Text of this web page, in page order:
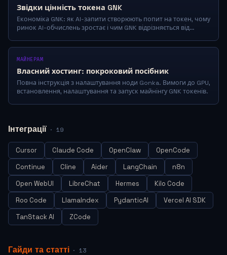
Звідки цінність токена GNK
Економіка GNK: як AI-запити створюють попит на токен, чому
ринок AI-обчислень зростає і чим GNK відрізняється від
МАЙНЕРАМ
Власний хостинг: покроковий посібник
Повна інструкція з налаштування ноди Gonka. Вимоги до GPU,
встановлення, налаштування та запуск майнінгу GNK токенів.
Інтеграції · 19
Cursor Claude Code OpenClaw
OpenCode
Continue
Cline Aider LangChain
n8n
Open WebUI
LibreChat Hermes
Kilo Code
Roo Code
LlamaIndex PydanticAI
Vercel AI SDK
TanStack AI
ZCode
Гайди та статті · 13